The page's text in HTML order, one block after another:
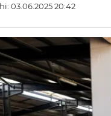
03.06.2025 20:42